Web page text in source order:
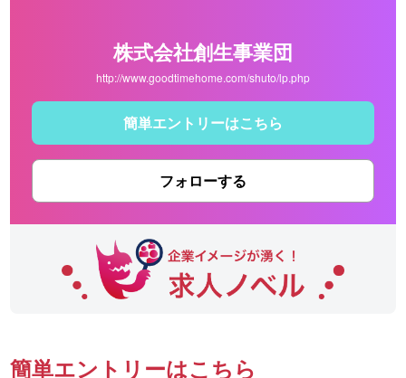
株式会社創生事業団
http://www.goodtimehome.com/shuto/lp.php
簡単エントリーはこちら
フォローする
簡単エントリーはこちら